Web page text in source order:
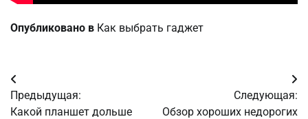
Опубликовано в Как выбрать гаджет
Навигация
по
Предыдущая:
Какой планшет дольше
Следующая:
Обзор хороших недорогих